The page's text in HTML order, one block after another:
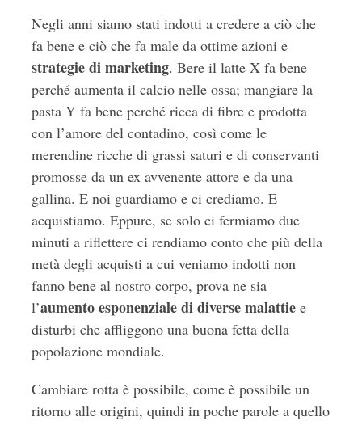
Negli anni siamo stati indotti a credere a ciò che
fa bene e ciò che fa male da ottime azioni e
strategie di marketing. Bere il latte X fa bene
perché aumenta il calcio nelle ossa; mangiare la
pasta Y fa bene perché ricca di fibre e prodotta
con l’amore del contadino, così come le
merendine ricche di grassi saturi e di conservanti
promosse da un ex avvenente attore e da una
gallina. E noi guardiamo e ci crediamo. E
acquistiamo. Eppure, se solo ci fermiamo due
minuti a riflettere ci rendiamo conto che più della
metà degli acquisti a cui veniamo indotti non
fanno bene al nostro corpo, prova ne sia
l’aumento esponenziale di diverse malattie e
disturbi che affliggono una buona fetta della
popolazione mondiale.
Cambiare rotta è possibile, come è possibile un
ritorno alle origini, quindi in poche parole a quello